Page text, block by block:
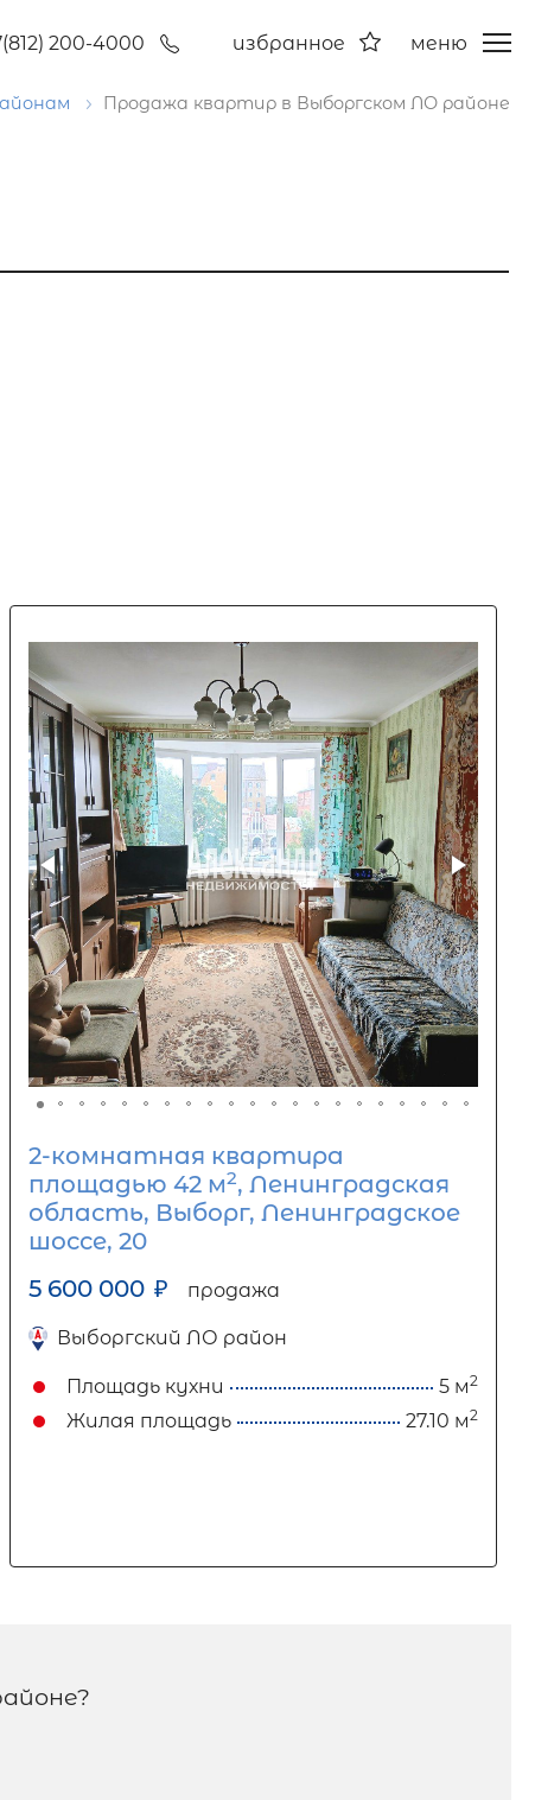
200-4000 избранное меню
Продажа квартир в Выборгском ЛО районе
2-комнатная квартира
площадью 42 м2, Ленинградская
область, Выборг, Ленинградское
шоссе, 20
5 600 000 ₽ продажа
Выборгский ЛО район
Площадь кухни 5 м2
Жилая площадь 27.10 м2